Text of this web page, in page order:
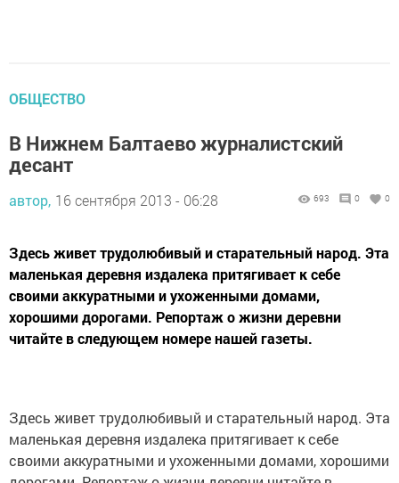
ОБЩЕСТВО
В Нижнем Балтаево журналистский
десант
автор, 16 сентября 2013 - 06:28 693 0 0
Здесь живет трудолюбивый и старательный народ. Эта
маленькая деревня издалека притягивает к себе
своими аккуратными и ухоженными домами,
хорошими дорогами. Репортаж о жизни деревни
читайте в следующем номере нашей газеты.
Здесь живет трудолюбивый и старательный народ. Эта
маленькая деревня издалека притягивает к себе
своими аккуратными и ухоженными домами, хорошими